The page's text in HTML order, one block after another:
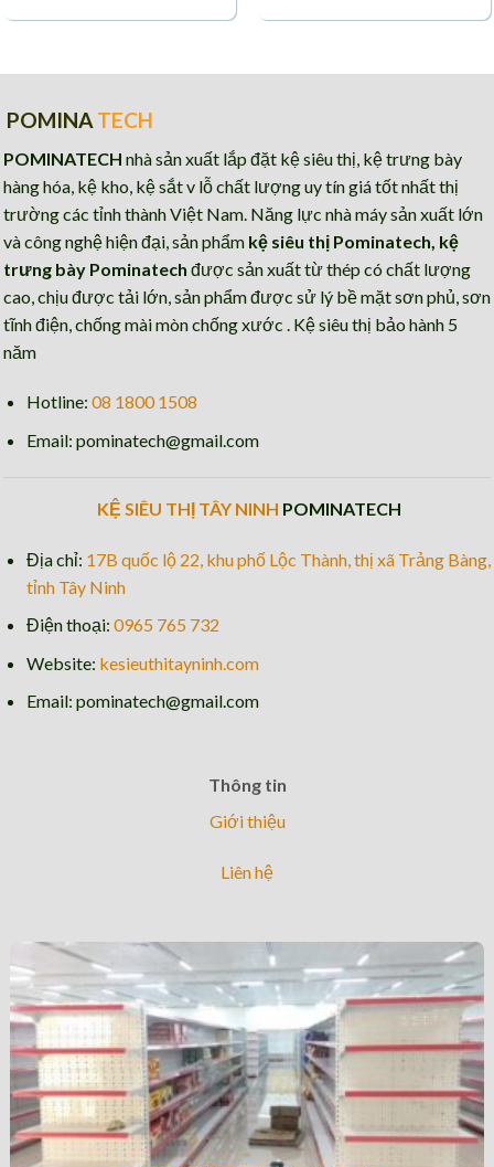
POMINA TECH
POMINATECH nhà sản xuất lắp đặt kệ siêu thị, kệ trưng bày
hàng hóa, kệ kho, kệ sắt v lỗ chất lượng uy tín giá tốt nhất thị
trường các tỉnh thành Việt Nam. Năng lực nhà máy sản xuất lớn
và công nghệ hiện đại, sản phẩm kệ siêu thị Pominatech, kệ
trưng bày Pominatech được sản xuất từ thép có chất lượng
cao, chịu được tải lớn, sản phẩm được sử lý bề mặt sơn phủ, sơn
tĩnh điện, chống mài mòn chống xước . Kệ siêu thị bảo hành 5
năm
Hotline: 08 1800 1508
Email: pominatech@gmail.com
KỆ SIÊU THỊ TÂY NINH POMINATECH
Địa chỉ: 17B quốc lộ 22, khu phố Lộc Thành, thị xã Trảng Bàng,
tỉnh Tây Ninh
Điện thoại: 0965 765 732
Website: kesieuthitayninh.com
Email: pominatech@gmail.com
Thông tin
Giới thiệu
Liên hệ